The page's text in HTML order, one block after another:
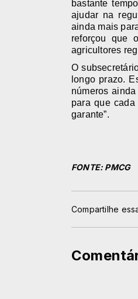
bastante
ajudar na
ainda mais
reforçou que
agricultores
O
longo prazo.
números
para que
garante”.
FONTE: PMCG
Compartilhe